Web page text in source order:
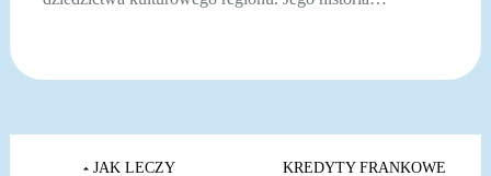
Nawigacja
JAK LECZY
KREDYTY FRANKOWE